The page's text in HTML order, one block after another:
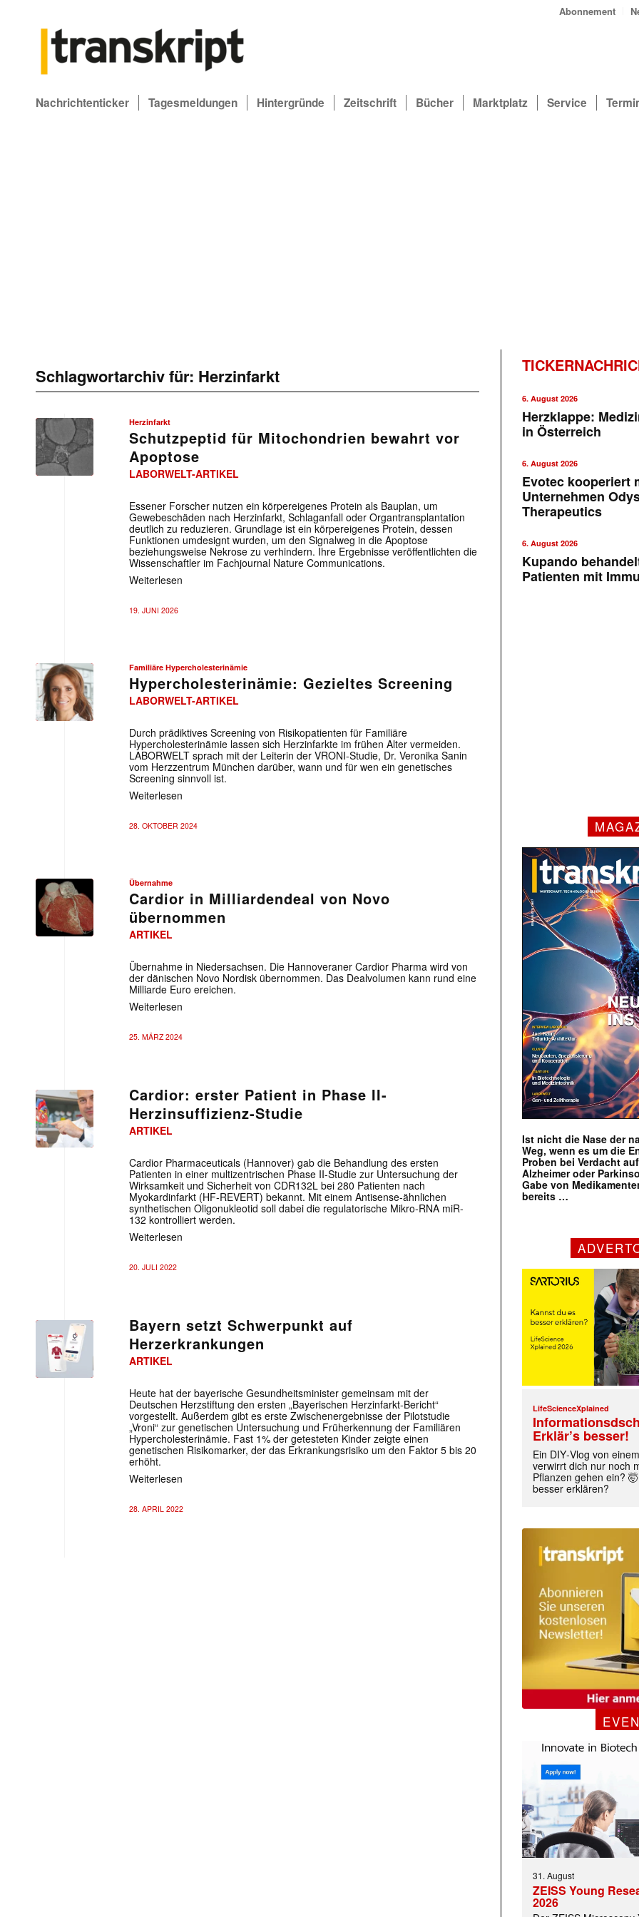
Abonnement
Nachrichtenticker Tagesmeldungen Hintergründe Zeitschrift Bücher Marktplatz Service
Schlagwortarchiv für: Herzinfarkt
Herzinfarkt
Schutzpeptid für Mitochondrien bewahrt vor
Apoptose
LABORWELT-ARTIKEL
Essener Forscher nutzen ein körpereigenes Protein als Bauplan, um
Gewebeschäden nach Herzinfarkt, Schlaganfall oder Organtransplantation
deutlich zu reduzieren. Grundlage ist ein körpereigenes Protein, dessen
Funktionen umdesignt wurden, um den Signalweg in die Apoptose
beziehungsweise Nekrose zu verhindern. Ihre Ergebnisse veröffentlichten die
Wissenschaftler im Fachjournal Nature Communications.
Weiterlesen
19. JUNI 2026
Familiäre Hypercholesterinämie
Hypercholesterinämie: Gezieltes Screening
LABORWELT-ARTIKEL
Durch prädiktives Screening von Risikopatienten für Familiäre
Hypercholesterinämie lassen sich Herzinfarkte im frühen Alter vermeiden.
LABORWELT sprach mit der Leiterin der VRONI-Studie, Dr. Veronika Sanin
vom Herzzentrum München darüber, wann und für wen ein genetisches
Screening sinnvoll ist.
Weiterlesen
28. OKTOBER 2024
Übernahme
Cardior in Milliardendeal von Novo
übernommen
ARTIKEL
Übernahme in Niedersachsen. Die Hannoveraner Cardior Pharma wird von
der dänischen Novo Nordisk übernommen. Das Dealvolumen kann rund eine
Milliarde Euro ereichen.
Weiterlesen
25. MÄRZ 2024
Cardior: erster Patient in Phase II-
Herzinsuffizienz-Studie
ARTIKEL
Cardior Pharmaceuticals (Hannover) gab die Behandlung des ersten
Patienten in einer multizentrischen Phase II-Studie zur Untersuchung der
Wirksamkeit und Sicherheit von CDR132L bei 280 Patienten nach
Myokardinfarkt (HF-REVERT) bekannt. Mit einem Antisense-ähnlichen
synthetischen Oligonukleotid soll dabei die regulatorische Mikro-RNA miR-
132 kontrolliert werden.
Weiterlesen
20. JULI 2022
Bayern setzt Schwerpunkt auf
Herzerkrankungen
ARTIKEL
Heute hat der bayerische Gesundheitsminister gemeinsam mit der
Deutschen Herzstiftung den ersten „Bayerischen Herzinfarkt-Bericht“
vorgestellt. Außerdem gibt es erste Zwischenergebnisse der Pilotstudie
„Vroni“ zur genetischen Untersuchung und Früherkennung der Familiären
Hypercholesterinämie. Fast 1% der getesteten Kinder zeigte einen
genetischen Risikomarker, der das Erkrankungsrisiko um den Faktor 5 bis 20
erhöht.
Weiterlesen
28. APRIL 2022
6. August 2026
Herzklappe:
in Österreich
6. August 2026
Evotec kooperiert
Unternehmen
Therapeutics
6. August 2026
Kupando
Patienten mit
Ist nicht die Nase der
Weg, wenn es um die
Proben bei Verdacht
Alzheimer oder
Gabe von
bereits …
LifeScienceXplained
Erklär’s besser!
Ein DIY‑Vlog von
verwirrt dich nur noch
Pflanzen gehen ein?
besser erklären?
31. August
ZEISS Young
2026